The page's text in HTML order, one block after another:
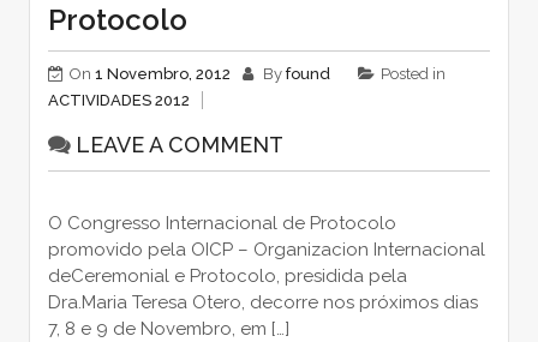
Protocolo
On 1 Novembro, 2012 By found
Posted in
ACTIVIDADES 2012
LEAVE A COMMENT
O Congresso Internacional de Protocolo
promovido pela OICP – Organizacion Internacional
deCeremonial e Protocolo, presidida pela
Dra.Maria Teresa Otero, decorre nos próximos dias
7, 8 e 9 de Novembro, em […]